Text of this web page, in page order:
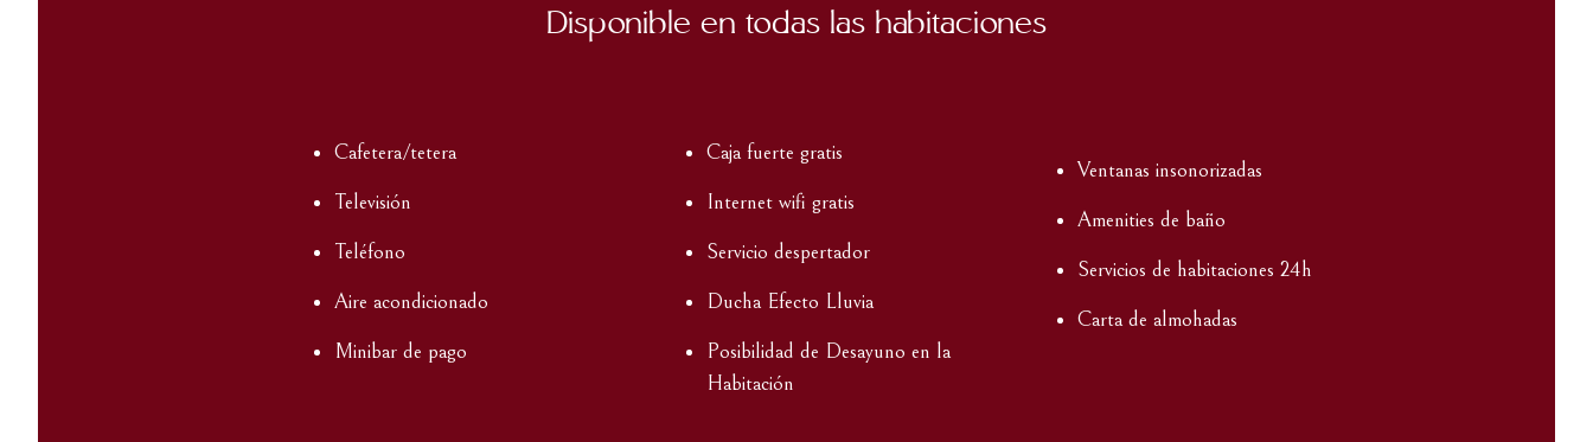
Disponible en todas las habitaciones
Cafetera/tetera
Televisión
Teléfono
Aire acondicionado
Minibar de pago
Caja fuerte gratis
Internet wifi gratis
Servicio despertador
Ducha Efecto Lluvia
Posibilidad de Desayuno en la
Habitación
Ventanas insonorizadas
Amenities de baño
Servicios de habitaciones 24h
Carta de almohadas